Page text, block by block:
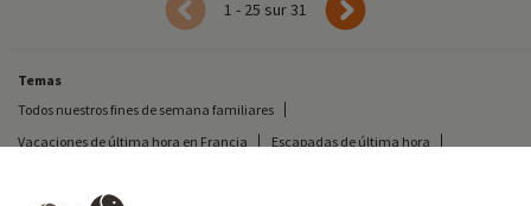
1 - 25 sur 31
Temas
Todos nuestros fines de semana familiares
Vacaciones de última hora en Francia
Escapadas de última hora